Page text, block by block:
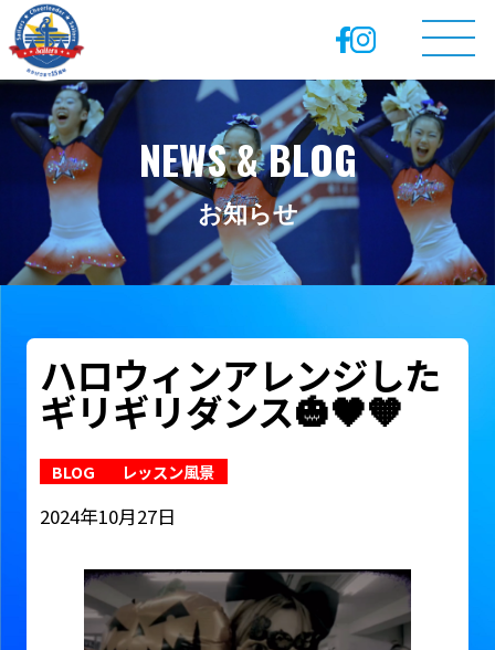
NEWS & BLOG
お知らせ
ハロウィンアレンジした
ギリギリダンス🎃🖤🧡
BLOG レッスン風景
2024年10月27日